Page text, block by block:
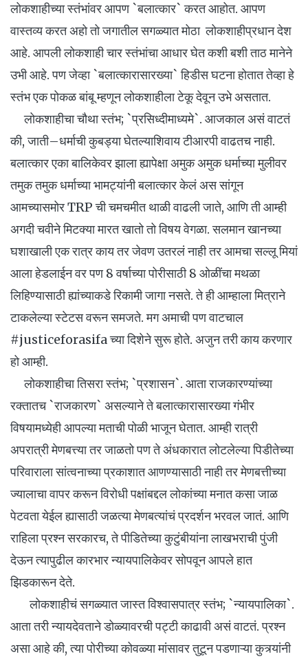
लोकशाहीच्या स्तंभांवर आपण `बलात्कार` करत आहोत. आपण
वास्तव्य करत अहो तो जगातील सगळ्यात मोठा लोकशाहीप्रधान देश
आहे. आपली लोकशाही चार स्तंभांचा आधार घेत कशी बशी ताठ मानेने
उभी आहे. पण जेव्हा `बलात्कारासारख्या` हिडीस घटना होतात तेव्हा हे
स्तंभ एक पोकळ बांबू म्हणून लोकशाहीला टेकू देवून उभे असतात.
लोकशाहीचा चौथा स्तंभ; `प्रसिध्दीमाध्यमे`. आजकाल असं वाटतं
की, जाती–धर्माची कुबड्या घेतल्याशिवाय टीआरपी वाढतच नाही.
बलात्कार एका बालिकेवर झाला ह्यापेक्षा अमुक अमुक धर्माच्या मुलीवर
तमुक तमुक धर्माच्या भामट्यांनी बलात्कार केलं अस सांगून
आमच्यासमोर TRP ची चमचमीत थाळी वाढली जाते, आणि ती आम्ही
अगदी चवीने मिटक्या मारत खातो तो विषय वेगळा. सलमान खानच्या
घशाखाली एक रात्र काय तर जेवण उतरलं नाही तर आमचा सल्लू मियां
आला हेडलाईन वर पण 8 वर्षाच्या पोरीसाठी 8 ओळींचा मथळा
लिहिण्यासाठी ह्यांच्याकडे रिकामी जागा नसते. ते ही आम्हाला मित्राने
टाकलेल्या स्टेटस वरून समजते. मग अमाची पण वाटचाल
#justiceforasifa च्या दिशेने सुरू होते. अजुन तरी काय करणार
हो आम्ही.
लोकशाहीचा तिसरा स्तंभ; `प्रशासन`. आता राजकारण्यांच्या
रक्तातच `राजकारण` असल्याने ते बलात्कारासारख्या गंभीर
विषयामध्येही आपल्या मताची पोळी भाजून घेतात. आम्ही रात्री
अपरात्री मेणबत्त्या तर जाळतो पण ते अंधकारात लोटलेल्या पिडीतेच्या
परिवाराला सांत्वनाच्या प्रकाशात आणण्यासाठी नाही तर मेणबत्तीच्या
ज्यालाचा वापर करून विरोधी पक्षांबद्दल लोकांच्या मनात कसा जाळ
पेटवता येईल ह्यासाठी जळत्या मेणबत्यांचं प्रदर्शन भरवल जातं. आणि
राहिला प्रश्न सरकारच, ते पीडितेच्या कुटुंबीयांना लाखभराची पुंजी
देऊन त्यापुढील कारभार न्यायपालिकेवर सोपवून आपले हात
झिडकारून देते.
लोकशाहीचं सगळ्यात जास्त विश्वासपात्र स्तंभ; `न्यायपालिका`.
आता तरी न्यायदेवताने डोळ्यावरची पट्टी काढावी असं वाटतं. प्रश्न
असा आहे की, त्या पोरीच्या कोवळ्या मांसावर तुटून पडणाऱ्या कुत्र्यांनी